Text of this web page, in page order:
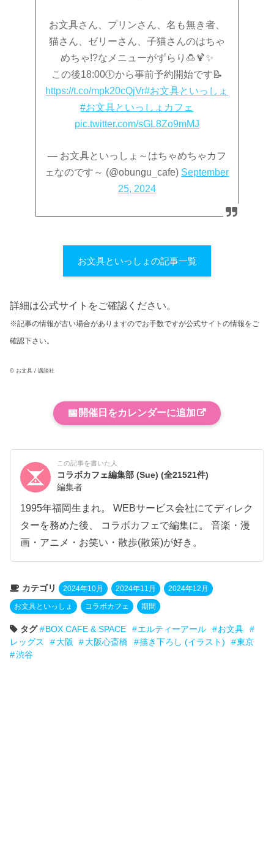
お文具さん、プリンさん、名も無き者、
猫さん、ゼリーさん、子猫さんのはちゃ
めちゃ!?なメニューがずらり🍮🍹✨
この後18:00🕕から事前予約開始です📝
https://t.co/mpk20cQjVr#お文具といっしょ
#お文具といっしょカフェ
pic.twitter.com/sGL8Zo9mMJ
— お文具といっしょ～はちゃめちゃカフ
ェなのです～ (@obungu_cafe) September
25, 2024
お文具といっしょの記事一覧
詳細は公式サイトをご確認ください。
※記事の情報が古い場合がありますのでお手数ですが公式サイトの情報をご
確認下さい。
© お文具 / 講談社
📅 開催日をカレンダーに追加
この記事を書いた人
コラボカフェ編集部 (Sue)(全21521件)
編集者
1995年福岡生まれ。 WEBサービス会社にてディレク
ターを務めた後、 コラボカフェで編集に。 音楽・漫
画・アニメ・お笑い・散歩(散策)が好き。
カテゴリ 2024年10月 2024年11月 2024年12月
お文具といっしょ コラボカフェ 期間
タグ BOX CAFE & SPACE エルティーアール
お文具
レッグス
大阪 大阪心斎橋 描き下ろし (イラスト)
東京
渋谷